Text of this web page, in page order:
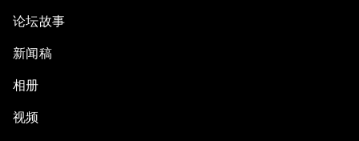
论坛故事
新闻稿
相册
视频